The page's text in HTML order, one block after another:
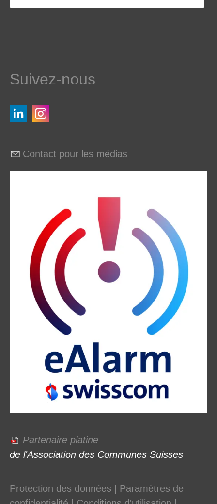
Suivez-nous
Contact pour les médias
Partenaire platine
de l'Association des Communes Suisses
Protection des données | Paramètres de